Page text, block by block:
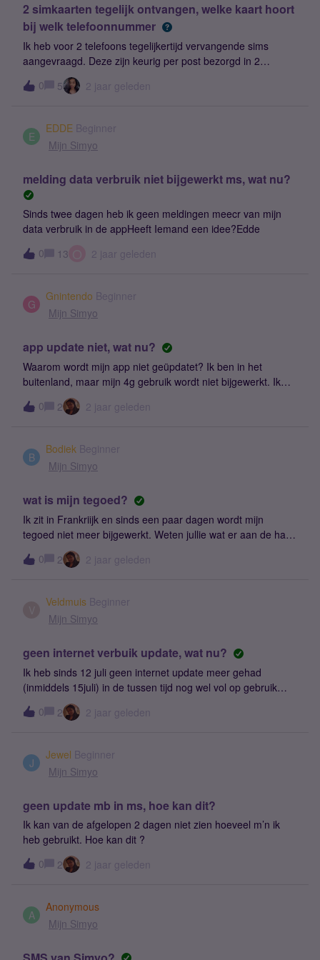
dat account op mijn naam gezet worden. Ik hoor het
graag.Via Whatsapp heb ik ook deze vraag gesteld en dan
met klantnummers en telefoonnummers, maar daar wordt
nog niet op geantwoord.
2 simkaarten tegelijk ontvangen, welke kaart hoort
bij welk telefoonnummer
Ik heb voor 2 telefoons tegelijkertijd vervangende sims
aangevraagd. Deze zijn keurig per post bezorgd in 2
enveloppen.Nu kan ik echter niet ontdekken welke sim bij
welk nummer hoort...Iemand een tip?
0 5 2 jaar geleden
E
EDDE Beginner
Mijn Simyo
melding data verbruik niet bijgewerkt ms, wat nu?
Sinds twee dagen heb ik geen meldingen meecr van mijn
data verbruik in de appHeeft Iemand een idee?Edde
0
13 2 jaar geleden
G
Gnintendo Beginner
Mijn Simyo
app update niet, wat nu?
Waarom wordt mijn app niet geüpdatet? Ik ben in het
buitenland, maar mijn 4g gebruik wordt niet bijgewerkt. Ik
kan dus niet zien hoeveel mb's ik nog heb. Straks zit ik weer
met een gigantische rekening....
0 2 2 jaar geleden
B
Bodiek Beginner
Mijn Simyo
wat is mijn tegoed?
Ik zit in Frankriijk en sinds een paar dagen wordt mijn
tegoed niet meer bijgewerkt. Weten jullie wat er aan de hand
is? Ik wil graag inzicht in mijn verbruik.
0 2 2 jaar geleden
Veldmuis Beginner
Mijn Simyo
geen internet verbuik update, wat nu?
Ik heb sinds 12 juli geen internet update meer gehad
(inmiddels 15juli) in de tussen tijd nog wel vol op gebruik
gemaakt van mijn internet, sterker nog nog ben bijna door
mijn bundel heen.Zelfde bij mijn familie ook al een paar
0 2 2 jaar geleden
J
Jewel Beginner
Mijn Simyo
geen update mb in ms, hoe kan dit?
Ik kan van de afgelopen 2 dagen niet zien hoeveel m’n ik
heb gebruikt. Hoe kan dit ?
0
2 2 jaar geleden
A
Anonymous
Mijn Simyo